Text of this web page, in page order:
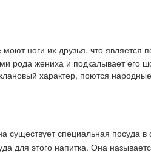
ноги их друзья, что является
рода жениха и подкалывает
характер, поются
специальная посуда
для этого напитка. Она